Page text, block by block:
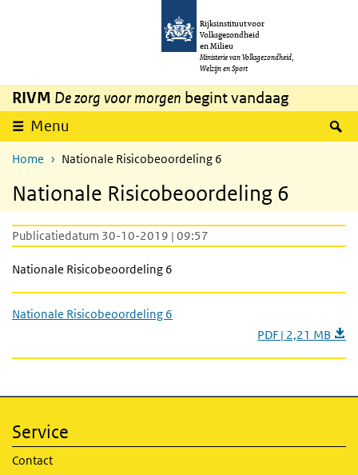
Overslaan en naar de inhoud gaan
Rijksinstituut voor
Volksgezondheid
en Milieu
Ministerie van Volksgezondheid,
Welzijn en Sport
RIVM De zorg voor morgen begint vandaag
Menu
Home Nationale Risicobeoordeling 6
Nationale Risicobeoordeling 6
Publicatiedatum 30-10-2019 | 09:57
Nationale Risicobeoordeling 6
Nationale Risicobeoordeling 6
PDF | 2,21 MB
Service
Contact